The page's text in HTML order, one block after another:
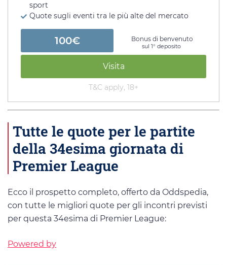
sport
Quote sugli eventi tra le più alte del mercato
100€ Bonus di benvenuto
sul 1° deposito
Visita
T&C apply, 18+
Tutte le quote per le partite
della 34esima giornata di
Premier League
Ecco il prospetto completo, offerto da Oddspedia,
con tutte le migliori quote per gli incontri previsti
per questa 34esima di Premier League:
Powered by